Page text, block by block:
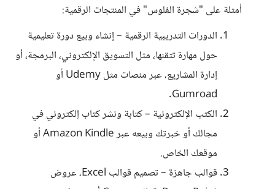
أمثلة على "شجرة الفلوس" في المنتجات الرقمية:
الدورات التدريبية الرقمية – إنشاء وبيع دورة تعليمية
حول مهارة تتقنها، مثل التسويق الإلكتروني، البرمجة، أو
إدارة المشاريع، عبر منصات مثل Udemy أو
Gumroad.
الكتب الإلكترونية – كتابة ونشر كتاب إلكتروني في
مجالك أو خبرتك وبيعه عبر Amazon Kindle أو
موقعك الخاص.
قوالب جاهزة – تصميم قوالب Excel، عروض